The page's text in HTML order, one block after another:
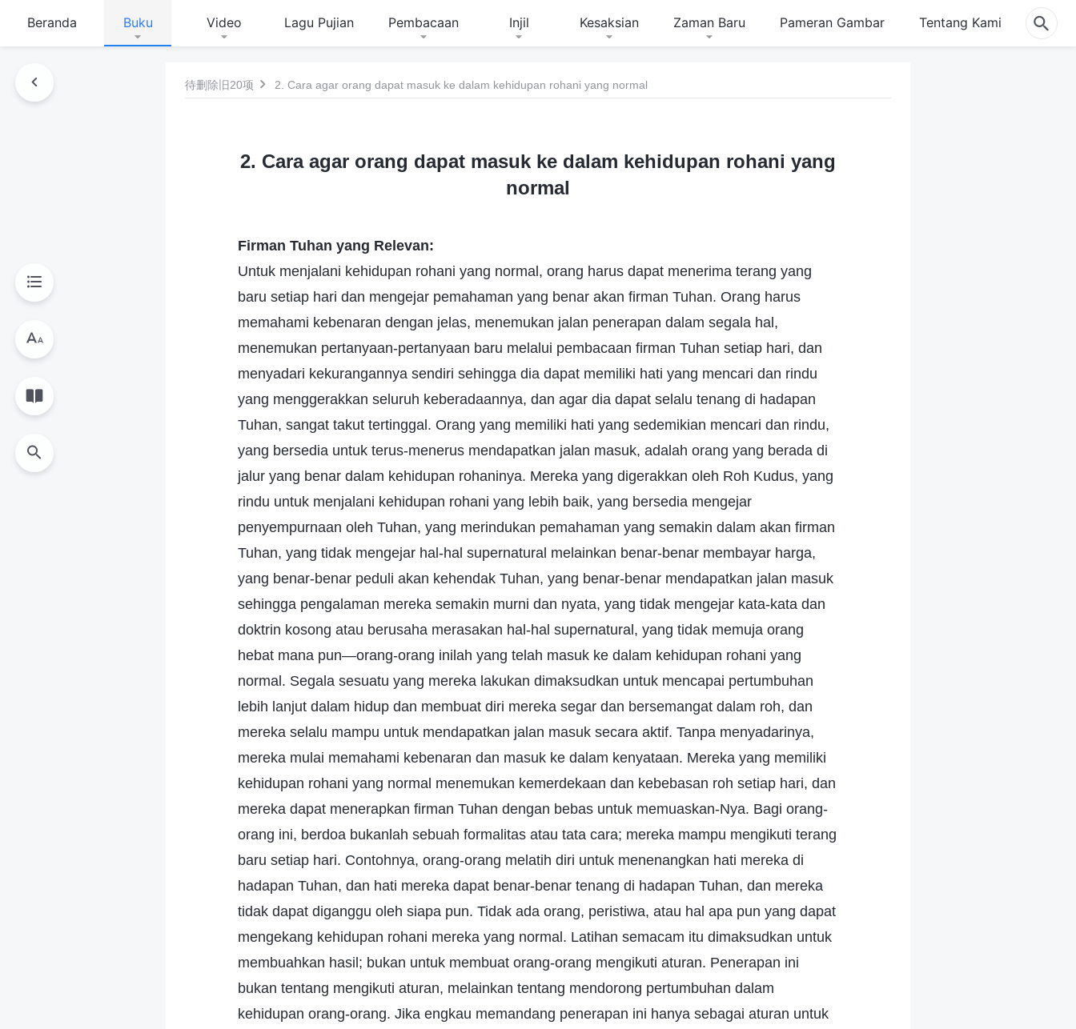
Beranda Buku Video Lagu Pujian Pembacaan Injil Kesaksian Zaman Baru Pameran Gambar Tentang Kami
待删除旧20项 2. Cara agar orang dapat masuk ke dalam kehidupan rohani yang normal
2. Cara agar orang dapat masuk ke dalam kehidupan rohani yang
normal
Firman Tuhan yang Relevan:
Untuk menjalani kehidupan rohani yang normal, orang harus dapat menerima terang yang
baru setiap hari dan mengejar pemahaman yang benar akan firman Tuhan. Orang harus
memahami kebenaran dengan jelas, menemukan jalan penerapan dalam segala hal,
menemukan pertanyaan-pertanyaan baru melalui pembacaan firman Tuhan setiap hari, dan
menyadari kekurangannya sendiri sehingga dia dapat memiliki hati yang mencari dan rindu
yang menggerakkan seluruh keberadaannya, dan agar dia dapat selalu tenang di hadapan
Tuhan, sangat takut tertinggal. Orang yang memiliki hati yang sedemikian mencari dan rindu,
yang bersedia untuk terus-menerus mendapatkan jalan masuk, adalah orang yang berada di
jalur yang benar dalam kehidupan rohaninya. Mereka yang digerakkan oleh Roh Kudus, yang
rindu untuk menjalani kehidupan rohani yang lebih baik, yang bersedia mengejar
penyempurnaan oleh Tuhan, yang merindukan pemahaman yang semakin dalam akan firman
Tuhan, yang tidak mengejar hal-hal supernatural melainkan benar-benar membayar harga,
yang benar-benar peduli akan kehendak Tuhan, yang benar-benar mendapatkan jalan masuk
sehingga pengalaman mereka semakin murni dan nyata, yang tidak mengejar kata-kata dan
doktrin kosong atau berusaha merasakan hal-hal supernatural, yang tidak memuja orang
hebat mana pun—orang-orang inilah yang telah masuk ke dalam kehidupan rohani yang
normal. Segala sesuatu yang mereka lakukan dimaksudkan untuk mencapai pertumbuhan
lebih lanjut dalam hidup dan membuat diri mereka segar dan bersemangat dalam roh, dan
mereka selalu mampu untuk mendapatkan jalan masuk secara aktif. Tanpa menyadarinya,
mereka mulai memahami kebenaran dan masuk ke dalam kenyataan. Mereka yang memiliki
kehidupan rohani yang normal menemukan kemerdekaan dan kebebasan roh setiap hari, dan
mereka dapat menerapkan firman Tuhan dengan bebas untuk memuaskan-Nya. Bagi orang-
orang ini, berdoa bukanlah sebuah formalitas atau tata cara; mereka mampu mengikuti terang
baru setiap hari. Contohnya, orang-orang melatih diri untuk menenangkan hati mereka di
hadapan Tuhan, dan hati mereka dapat benar-benar tenang di hadapan Tuhan, dan mereka
tidak dapat diganggu oleh siapa pun. Tidak ada orang, peristiwa, atau hal apa pun yang dapat
mengekang kehidupan rohani mereka yang normal. Latihan semacam itu dimaksudkan untuk
membuahkan hasil; bukan untuk membuat orang-orang mengikuti aturan. Penerapan ini
bukan tentang mengikuti aturan, melainkan tentang mendorong pertumbuhan dalam
kehidupan orang-orang. Jika engkau memandang penerapan ini hanya sebagai aturan untuk